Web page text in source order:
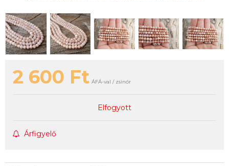
2 600 Ft ÁFÁ-val / zsinór
Elfogyott
Árfigyelő